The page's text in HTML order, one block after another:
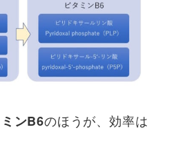
ンB6のほうが、効率は